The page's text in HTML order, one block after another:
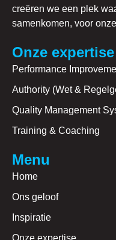
creëren we een plek
samenkomen, voor
Onze expertise
Performance
Authority (Wet &
Quality Management
Training & Coaching
Menu
Home
Ons geloof
Inspiratie
Onze expertise